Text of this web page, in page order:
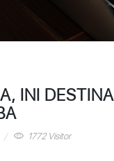
INI
1772 Visitor